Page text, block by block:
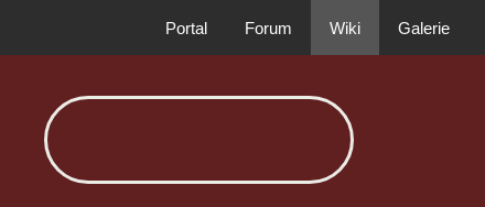
Portal Forum Wiki Galerie